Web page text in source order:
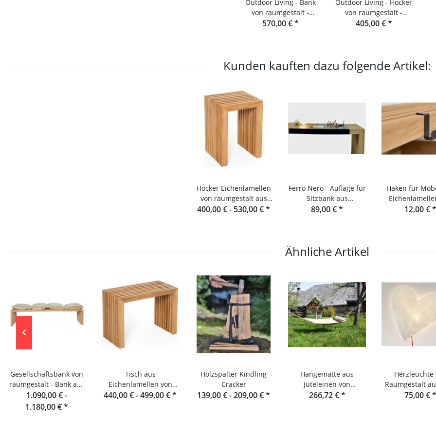
Outdoor Living - Bank
von raumgestalt -
Gartenbank aus
570,00 €*
Outdoor Living - Hocker
von raumgestalt -
Lamellen aus Douglasie
405,00 €*
Kunden kauften dazu folgende Artikel:
Hocker Eichenlamellen
von raumgestalt aus
dem Schwarzwald
400,00 € - 530,00 €*
Ferro Nero - Auflage für
Sitzbank aus
Eichenlamellen und
89,00 €*
Haken für
Raumgestalt
12,00 €*
Ähnliche Artikel
Gesellschaftsbank von
raumgestalt - Bank aus
Eichenlamellen 180 cm
1.090,00 € -
1.180,00 €*
Tisch aus
Eichenlamellen von
raumgestalt
440,00 € -499,00 €*
Holzspalter Kindling
Cracker
139,00 € -209,00 €*
Hängematte aus
Juteleinen von
Raumgestalt
266,72 €*
Herzleuchte
Raumgestalt
75,00 €*